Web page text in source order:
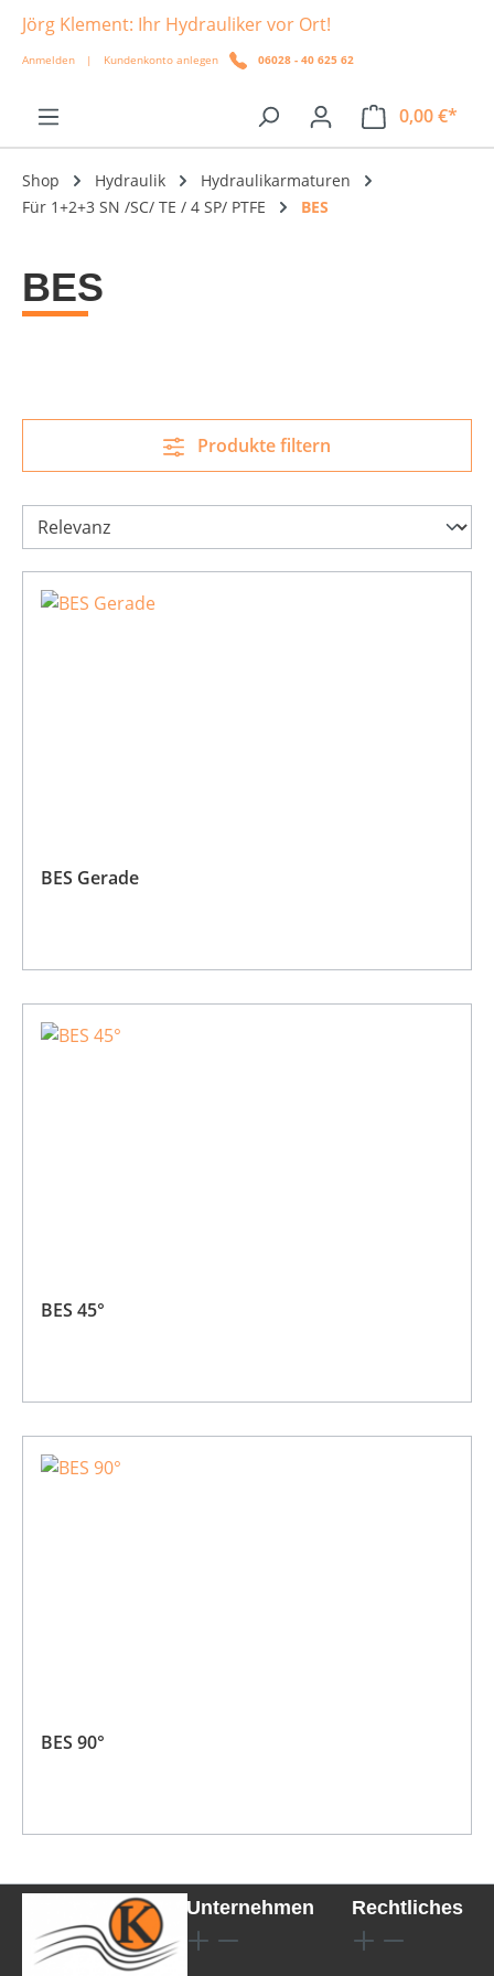
springen
Jörg Klement: Ihr Hydrauliker vor Ort!
Anmelden | Kundenkonto anlegen 06028 - 40 625 62
0,00 €*
Shop Hydraulik
Hydraulikarmaturen
Für 1+2+3 SN /SC/ TE / 4 SP/ PTFE
BES
BES
Produkte filtern
BES Gerade
BES 45°
BES 90°
Unternehmen Rechtliches